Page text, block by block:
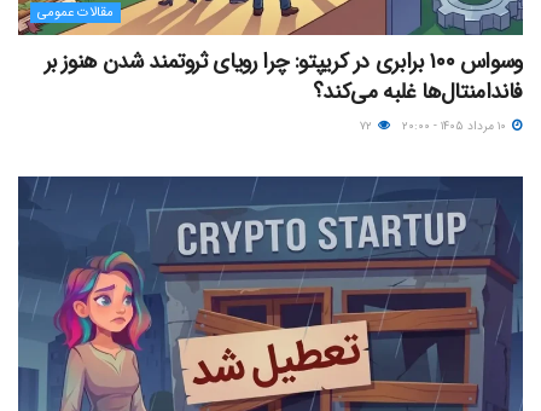
مقالات عمومی
وسواس ۱۰۰ برابری در کریپتو: چرا رویای ثروتمند شدن هنوز بر
فاندامنتال‌ها غلبه می‌کند؟